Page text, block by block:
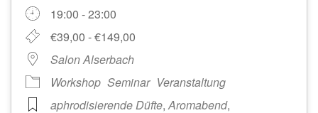
19:00 - 23:00
€39,00 - €149,00
Salon Alserbach
Workshop Seminar Veranstaltung
aphrodisierende Düfte,Aromabend,